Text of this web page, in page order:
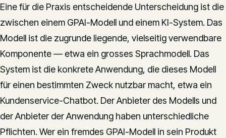
Eine für die Praxis entscheidende Unterscheidung ist die
zwischen einem GPAI-Modell und einem KI-System. Das
Modell ist die zugrunde liegende, vielseitig verwendbare
Komponente — etwa ein grosses Sprachmodell. Das
System ist die konkrete Anwendung, die dieses Modell
für einen bestimmten Zweck nutzbar macht, etwa ein
Kundenservice-Chatbot. Der Anbieter des Modells und
der Anbieter der Anwendung haben unterschiedliche
Pflichten. Wer ein fremdes GPAI-Modell in sein Produkt